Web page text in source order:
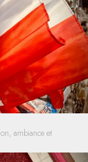
ambiance et